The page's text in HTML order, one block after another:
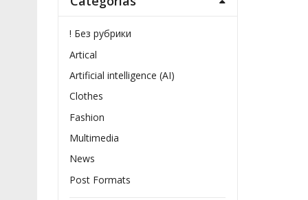
! Без рубрики
Artical
Artificial intelligence (AI)
Clothes
Fashion
Multimedia
News
Post Formats